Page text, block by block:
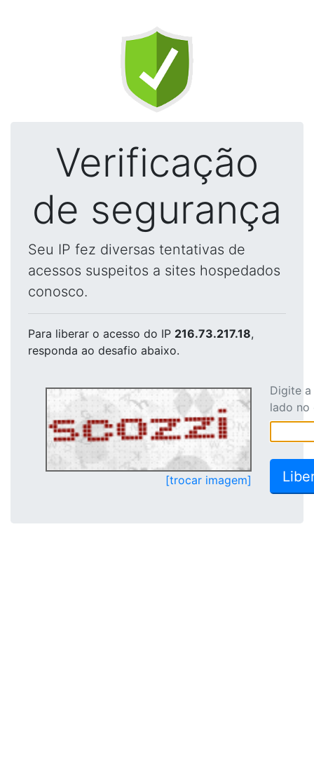
Verificação
de segurança
Seu IP fez diversas tentativas de
acessos suspeitos a sites hospedados
conosco.
Para liberar o acesso do IP 216.73.217.18,
responda ao desafio abaixo.
[trocar imagem]
Digite
lado no